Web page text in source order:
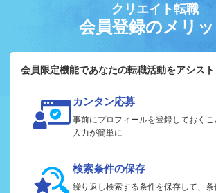
クリエイト転職
会員登録のメリッ
会員限定機能であなたの転職活動をアシスト
カンタン応募
事前にプロフィールを登録しておく
入力が簡単に
検索条件の保存
繰り返し検索する条件を保存して、